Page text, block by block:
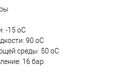
-15 oC
90 oC
среды: 50 oC
16 бар